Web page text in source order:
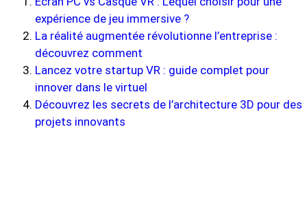
expérience de jeu immersive ?
La réalité augmentée révolutionne l’entreprise :
découvrez comment
Lancez votre startup VR : guide complet pour
innover dans le virtuel
Découvrez les secrets de l’architecture 3D pour des
projets innovants